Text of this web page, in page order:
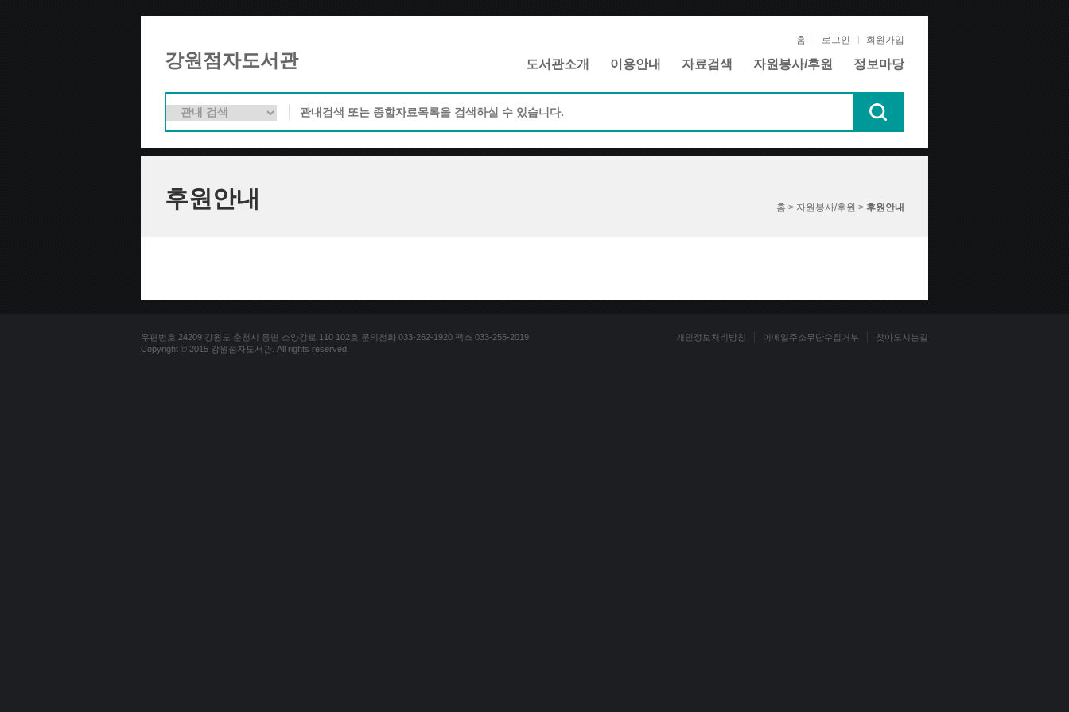
강원점자도서관
홈 로그인 회원가입
도서관소개 이용안내 자료검색 자원봉사/후원 정보마당
후원안내 홈 > 자원봉사/후원 > 후원안내
우편번호 24209 강원도 춘천시 동면 소양강로 110 102호 문의전화 033-262-1920 팩스 033-255-2019
Copyright © 2015 강원점자도서관. All rights reserved.
개인정보처리방침 이메일주소무단수집거부 찾아오시는길